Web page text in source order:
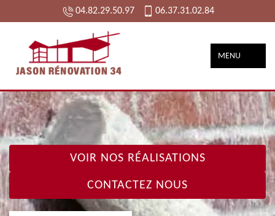
04.82.29.50.97 06.37.31.02.84
MENU
VOIR NOS RÉALISATIONS
CONTACTEZ NOUS